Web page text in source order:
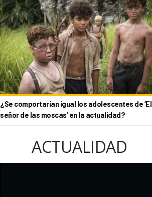
¿Se comportarían igual los adolescentes de ‘El
señor de las moscas’ en la actualidad?
ACTUALIDAD